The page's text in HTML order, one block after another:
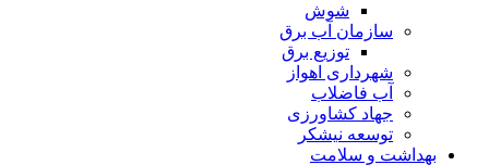
شوش
سازمان آب برق
توزیع برق
شهرداری اهواز
آب فاضلاب
جهاد کشاورزی
توسعه نیشکر
بهداشت و سلامت